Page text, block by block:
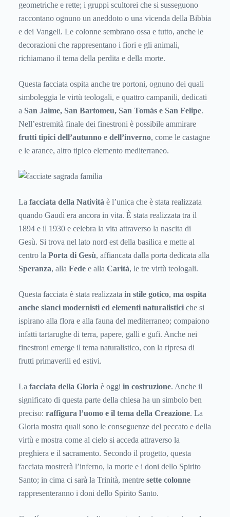
geometriche e rette; i gruppi scultorei che si susseguono
raccontano ognuno un aneddoto o una vicenda della Bibbia
e dei Vangeli. Le colonne sembrano ossa e tutto, anche le
decorazioni che rappresentano i fiori e gli animali,
richiamano il tema della perdita e della morte.
Questa facciata ospita anche tre portoni, ognuno dei quali
simboleggia le virtù teologali, e quattro campanili, dedicati
a San Jaime, San Bartomeu, San Tomás e San Felipe.
Nell’estremità finale dei finestroni è possibile ammirare
frutti tipici dell’autunno e dell’inverno, come le castagne
e le arance, altro tipico elemento mediterraneo.
La facciata della Natività è l’unica che è stata realizzata
quando Gaudì era ancora in vita. È stata realizzata tra il
1894 e il 1930 e celebra la vita attraverso la nascita di
Gesù. Si trova nel lato nord est della basilica e mette al
centro la Porta di Gesù, affiancata dalla porta dedicata alla
Speranza, alla Fede e alla Carità, le tre virtù teologali.
Questa facciata è stata realizzata in stile gotico, ma ospita
anche slanci modernisti ed elementi naturalistici che si
ispirano alla flora e alla fauna del mediterraneo; compaiono
infatti tartarughe di terra, papere, galli e gufi. Anche nei
finestroni emerge il tema naturalistico, con la ripresa di
frutti primaverili ed estivi.
La facciata della Gloria è oggi in costruzione. Anche il
significato di questa parte della chiesa ha un simbolo ben
preciso: raffigura l’uomo e il tema della Creazione. La
Gloria mostra quali sono le conseguenze del peccato e della
virtù e mostra come al cielo si acceda attraverso la
preghiera e il sacramento. Secondo il progetto, questa
facciata mostrerà l’inferno, la morte e i doni dello Spirito
Santo; in cima ci sarà la Trinità, mentre sette colonne
rappresenteranno i doni dello Spirito Santo.